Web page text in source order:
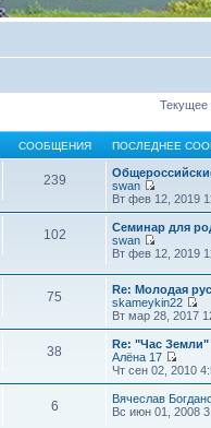
Текущее
СООБЩЕНИЯ ПОСЛЕДНЕЕ
239
swan
П
е
р
е
й
т
и
к
п
о
с
л
е
д
м
у
Вт фев 12, 2019
102
Семинар для
swan
П
р
е
й
т
и
к
п
о
с
л
е
Вт фев 12, 2019
75
Re: Молодая
skameykin22
П
е
р
е
й
к
п
Вт мар 28, 2017
38
Re: "Час
Алёна 17
П
е
р
е
й
Чт сен 02, 2010
6
Вячеслав
Вс июн 01, 2008